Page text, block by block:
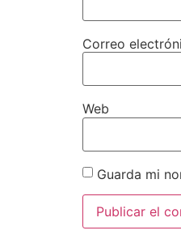
Correo
Web
Guarda mi